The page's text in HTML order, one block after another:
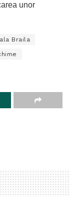
unor
Braila